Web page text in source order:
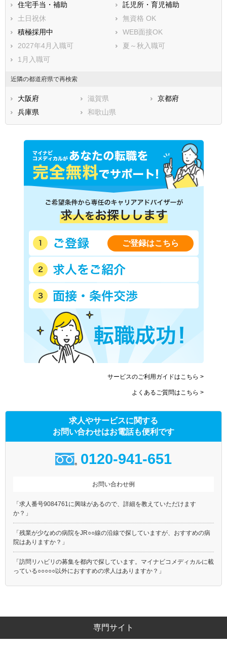
住宅手当・補助
託児所・育児補助
土日祝休
無資格 OK
積極採用中
WEB面接OK
2027年4月入職可
夏～秋入職可
1月入職可
近隣の都道府県で再検索
大阪府 滋賀県
京都府
兵庫県
和歌山県
ご登録はこちら
サービスのご利用ガイドはこちら >
よくあるご質問はこちら >
求人やサービスに関する
お問い合わせはお電話も便利です
0120-941-651
お問い合わせ例
「求人番号9084761に興味があるので、詳細を教えていただけます
か？」
「残業が少なめの病院をJR○○線の沿線で探していますが、おすすめの病
院はありますか？」
「訪問リハビリの募集を都内で探しています。マイナビコメディカルに載
っている○○○○○以外におすすめの求人はありますか？」
専門サイト